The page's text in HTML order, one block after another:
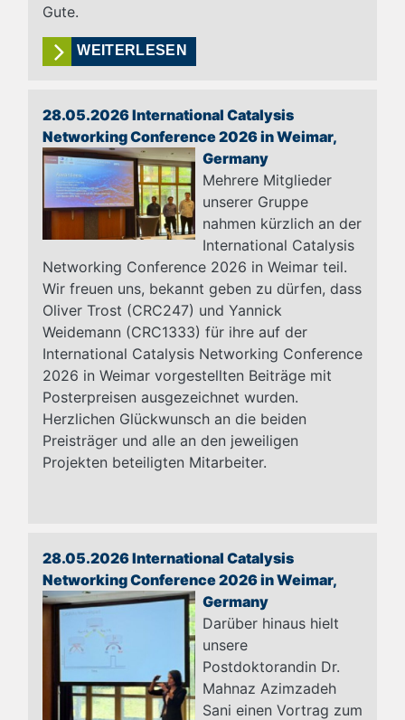
Gute.
WEITERLESEN
28.05.2026 International Catalysis
Networking Conference 2026 in Weimar,
Germany
Mehrere Mitglieder
unserer Gruppe
nahmen kürzlich an der
International Catalysis
Networking Conference 2026 in Weimar teil.
Wir freuen uns, bekannt geben zu dürfen, dass
Oliver Trost (CRC247) und Yannick
Weidemann (CRC1333) für ihre auf der
International Catalysis Networking Conference
2026 in Weimar vorgestellten Beiträge mit
Posterpreisen ausgezeichnet wurden.
Herzlichen Glückwunsch an die beiden
Preisträger und alle an den jeweiligen
Projekten beteiligten Mitarbeiter.
28.05.2026 International Catalysis
Networking Conference 2026 in Weimar,
Germany
Darüber hinaus hielt
unsere
Postdoktorandin Dr.
Mahnaz Azimzadeh
Sani einen Vortrag zum